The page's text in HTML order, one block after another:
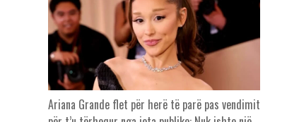
Ariana Grande flet për herë të parë pas vendimit